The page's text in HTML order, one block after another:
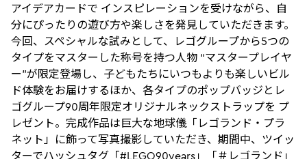
アイデアカードで インスピレーションを受けながら、自
分にぴったりの遊び方や楽しさを発見していただきます。
今回、スペシャルな試みとして、レゴグループから5つの
タイプをマスターした称号を持つ人物 “マスタープレイヤ
ー”が限定登場し、子どもたちにいつもよりも楽しいビル
ド体験をお届けするほか、各タイプのポップバッジとレ
ゴグループ90周年限定オリジナルネックストラップを プ
レゼント。完成作品は巨大な地球儀「レゴランド・プラ
ネット」に飾って写真撮影していただき、期間中、ツイッ
ターでハッシュタグ「#LEGO90years」「＃レゴランド」